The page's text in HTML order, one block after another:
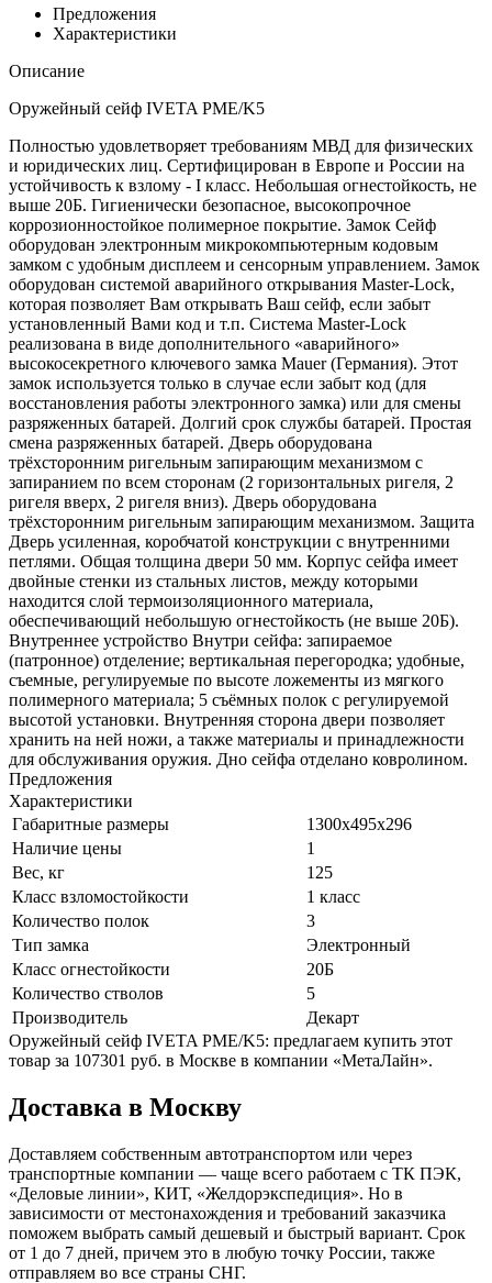
Предложения
Характеристики
Описание
Оружейный сейф IVETA PME/K5
Полностью удовлетворяет требованиям МВД для физических
и юридических лиц. Сертифицирован в Европе и России на
устойчивость к взлому - I класс. Небольшая огнестойкость, не
выше 20Б. Гигиенически безопасное, высокопрочное
коррозионностойкое полимерное покрытие. Замок Сейф
оборудован электронным микрокомпьютерным кодовым
замком с удобным дисплеем и сенсорным управлением. Замок
оборудован системой аварийного открывания Master-Lock,
которая позволяет Вам открывать Ваш сейф, если забыт
установленный Вами код и т.п. Система Master-Lock
реализована в виде дополнительного «аварийного»
высокосекретного ключевого замка Mauer (Германия). Этот
замок используется только в случае если забыт код (для
восстановления работы электронного замка) или для смены
разряженных батарей. Долгий срок службы батарей. Простая
смена разряженных батарей. Дверь оборудована
трёхсторонним ригельным запирающим механизмом с
запиранием по всем сторонам (2 горизонтальных ригеля, 2
ригеля вверх, 2 ригеля вниз). Дверь оборудована
трёхсторонним ригельным запирающим механизмом. Защита
Дверь усиленная, коробчатой конструкции с внутренними
петлями. Общая толщина двери 50 мм. Корпус сейфа имеет
двойные стенки из стальных листов, между которыми
находится слой термоизоляционного материала,
обеспечивающий небольшую огнестойкость (не выше 20Б).
Внутреннее устройство Внутри сейфа: запираемое
(патронное) отделение; вертикальная перегородка; удобные,
съемные, регулируемые по высоте ложементы из мягкого
полимерного материала; 5 съёмных полок с регулируемой
высотой установки. Внутренняя сторона двери позволяет
хранить на ней ножи, а также материалы и принадлежности
для обслуживания оружия. Дно сейфа отделано ковролином.
Предложения
Характеристики
Габаритные размеры
1300x495x296
Наличие цены
1
Вес, кг
125
Класс взломостойкости
1 класс
Количество полок
3
Тип замка
Электронный
Класс огнестойкости
20Б
Количество стволов
5
Производитель
Декарт
Оружейный сейф IVETA PME/K5: предлагаем купить этот
товар за 107301 руб. в Москве в компании «МетаЛайн».
Доставка в Москву
Доставляем собственным автотранспортом или через
транспортные компании — чаще всего работаем с ТК ПЭК,
«Деловые линии», КИТ, «Желдорэкспедиция». Но в
зависимости от местонахождения и требований заказчика
поможем выбрать самый дешевый и быстрый вариант. Срок
от 1 до 7 дней, причем это в любую точку России, также
отправляем во все страны СНГ.